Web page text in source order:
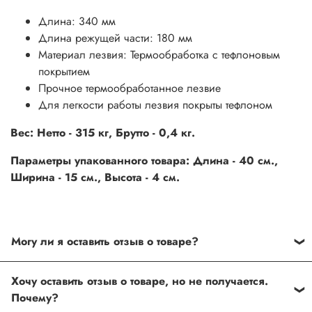
Длина: 340 мм
Длина режущей части: 180 мм
Материал лезвия: Термообработка с тефлоновым
покрытием
Прочное термообработанное лезвие
Для легкости работы лезвия покрыты тефлоном
Вес: Нетто - 315 кг, Брутто - 0,4 кг.
Параметры упакованного товара: Длина - 40 см.,
Ширина - 15 см., Высота - 4 см.
Могу ли я оставить отзыв о товаре?
специальное поле, где Вы можете оставить свой отзыв.
Также Вы можете присвоить товару от одной до пяти
Хочу оставить отзыв о товаре, но не получается.
Почему?